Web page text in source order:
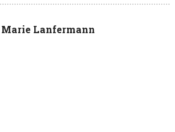
Marie Lanfermann